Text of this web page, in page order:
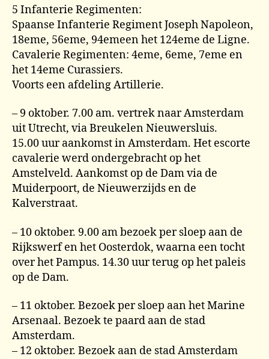
5 Infanterie Regimenten:
Spaanse Infanterie Regiment Joseph Napoleon,
18eme, 56eme, 94emeen het 124eme de Ligne.
Cavalerie Regimenten: 4eme, 6eme, 7eme en
het 14eme Curassiers.
Voorts een afdeling Artillerie.
– 9 oktober. 7.00 am. vertrek naar Amsterdam
uit Utrecht, via Breukelen Nieuwersluis.
15.00 uur aankomst in Amsterdam. Het escorte
cavalerie werd ondergebracht op het
Amstelveld. Aankomst op de Dam via de
Muiderpoort, de Nieuwerzijds en de
Kalverstraat.
– 10 oktober. 9.00 am bezoek per sloep aan de
Rijkswerf en het Oosterdok, waarna een tocht
over het Pampus. 14.30 uur terug op het paleis
op de Dam.
– 11 oktober. Bezoek per sloep aan het Marine
Arsenaal. Bezoek te paard aan de stad
Amsterdam.
– 12 oktober. Bezoek aan de stad Amsterdam